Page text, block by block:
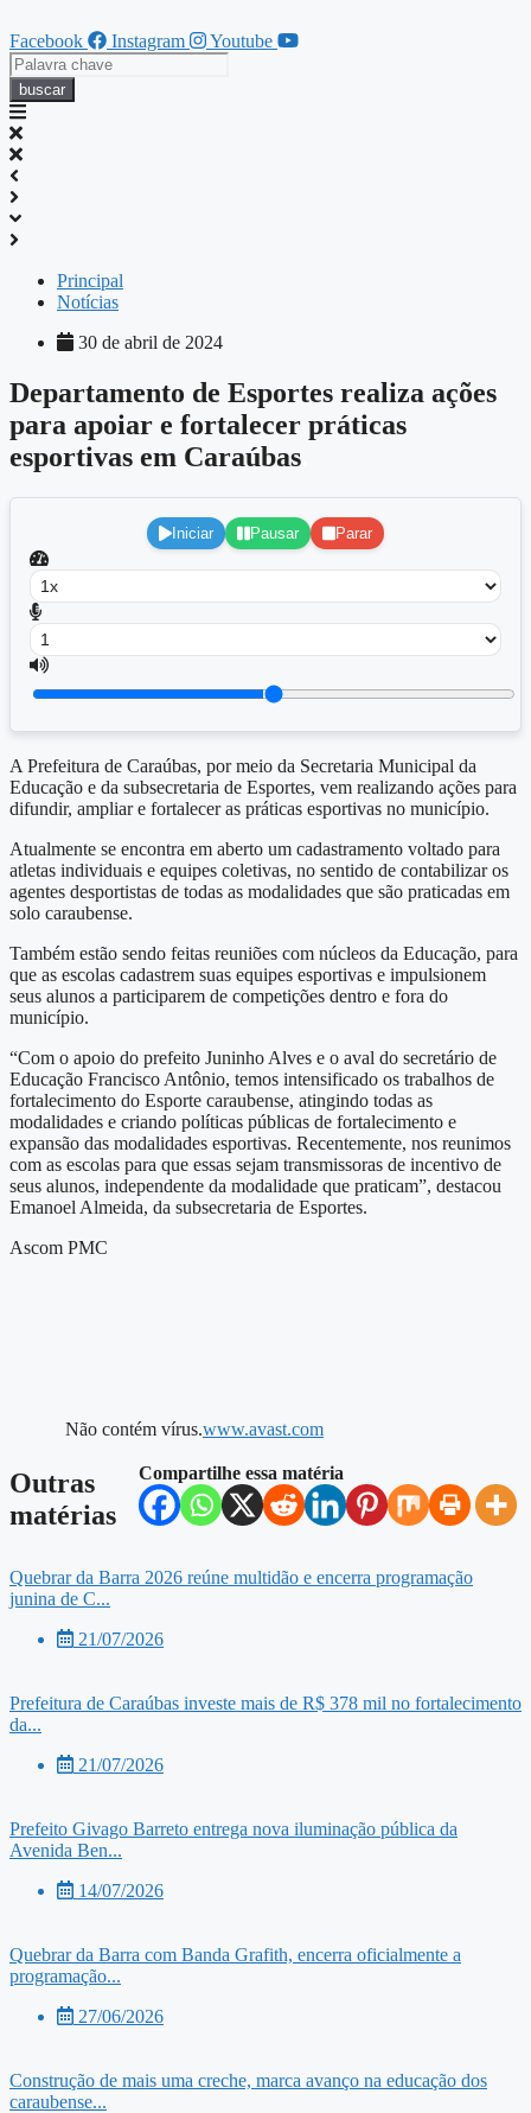
para
o
conteúdo
Facebook Instagram Youtube
buscar
Principal
Notícias
30 de abril de 2024
Departamento de Esportes realiza ações
para apoiar e fortalecer práticas
esportivas em Caraúbas
Iniciar Pausar Parar
A Prefeitura de Caraúbas, por meio da Secretaria Municipal da
Educação e da subsecretaria de Esportes, vem realizando ações para
difundir, ampliar e fortalecer as práticas esportivas no município.
Atualmente se encontra em aberto um cadastramento voltado para
atletas individuais e equipes coletivas, no sentido de contabilizar os
agentes desportistas de todas as modalidades que são praticadas em
solo caraubense.
Também estão sendo feitas reuniões com núcleos da Educação, para
que as escolas cadastrem suas equipes esportivas e impulsionem
seus alunos a participarem de competições dentro e fora do
município.
“Com o apoio do prefeito Juninho Alves e o aval do secretário de
Educação Francisco Antônio, temos intensificado os trabalhos de
fortalecimento do Esporte caraubense, atingindo todas as
modalidades e criando políticas públicas de fortalecimento e
expansão das modalidades esportivas. Recentemente, nos reunimos
com as escolas para que essas sejam transmissoras de incentivo de
seus alunos, independente da modalidade que praticam”, destacou
Emanoel Almeida, da subsecretaria de Esportes.
Ascom PMC
Não contém vírus.www.avast.com
Compartilhe essa matéria
Outras
matérias
Quebrar da Barra 2026 reúne multidão e encerra programação
junina de C...
21/07/2026
Prefeitura de Caraúbas investe mais de R$ 378 mil no fortalecimento
da...
21/07/2026
Prefeito Givago Barreto entrega nova iluminação pública da
Avenida Ben...
14/07/2026
Quebrar da Barra com Banda Grafith, encerra oficialmente a
programação...
27/06/2026
Construção de mais uma creche, marca avanço na educação dos
caraubense...